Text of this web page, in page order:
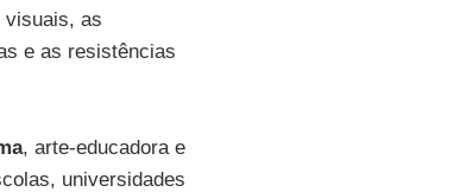
visuais, as
e as resistências
, arte-educadora e
universidades